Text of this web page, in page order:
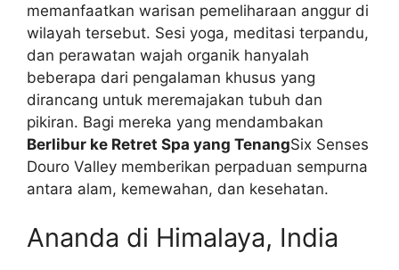
memanfaatkan warisan pemeliharaan anggur di
wilayah tersebut. Sesi yoga, meditasi terpandu,
dan perawatan wajah organik hanyalah
beberapa dari pengalaman khusus yang
dirancang untuk meremajakan tubuh dan
pikiran. Bagi mereka yang mendambakan
Berlibur ke Retret Spa yang TenangSix Senses
Douro Valley memberikan perpaduan sempurna
antara alam, kemewahan, dan kesehatan.
Ananda di Himalaya, India